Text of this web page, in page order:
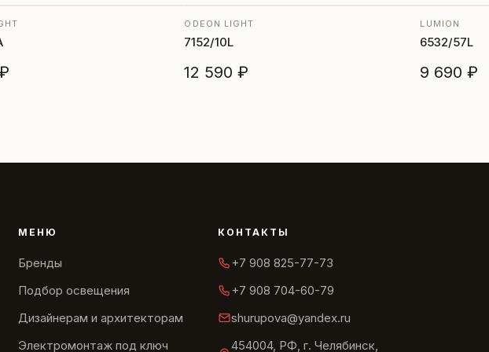
ODEON LIGHT
7152/10L
12 590 ₽
LUMION
6532/57L
9 690 ₽
МЕНЮ
Бренды
Подбор освещения
Дизайнерам и архитекторам
Электромонтаж под ключ
КОНТАКТЫ
+7 908 825-77-73
+7 908 704-60-79
shurupova@yandex.ru
454004, РФ, г. Челябинск,